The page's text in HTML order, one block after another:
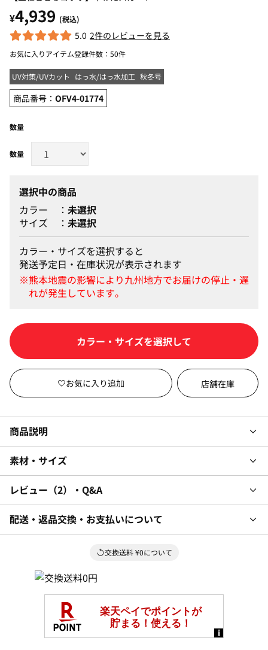
¥4,939 (税込)
5.0 2件のレビューを見る
お気に入りアイテム登録件数： 50件
UV対策/UVカット はっ水/はっ水加工 秋冬号
商品番号： OFV4-01774
数量
選択中の商品
カラー
未選択
サイズ
未選択
カラー・サイズを選択すると
発送予定日・在庫状況が表示されます
カートに入れる
店舗在庫
商品説明
素材・サイズ
レビュー 2 ・Q&A
配送・返品交換・お支払いについて
交換送料 ¥0について